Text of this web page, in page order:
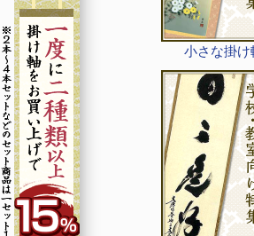
小さな掛け